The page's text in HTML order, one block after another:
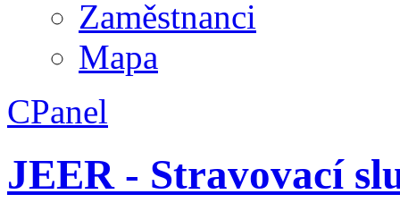
Zaměstnanci
Mapa
CPanel
JEER - Stravovací